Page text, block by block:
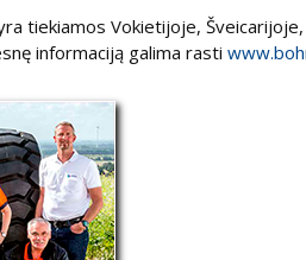
tiekiamos Vokietijoje,
informaciją galima rasti